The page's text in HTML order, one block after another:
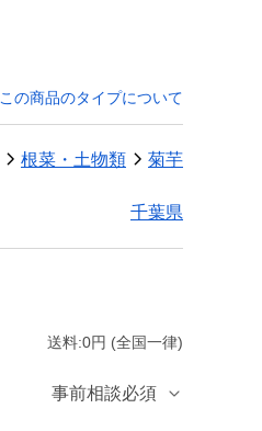
この商品のタイプについて
根菜・土物類 菊芋
千葉県
送料:0円 (全国一律)
事前相談必須